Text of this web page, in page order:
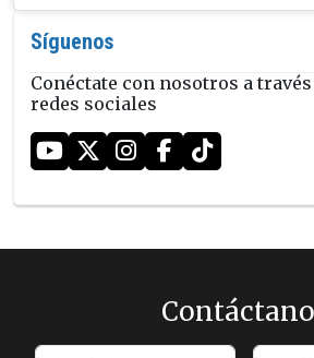
Síguenos
Conéctate con nosotros a
redes sociales